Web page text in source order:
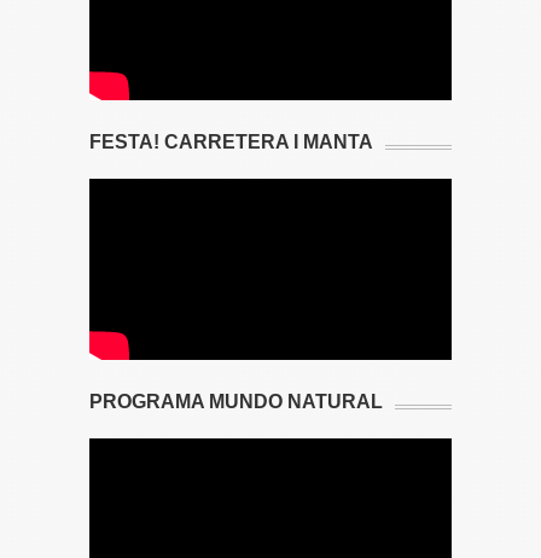
FESTA! CARRETERA I MANTA
PROGRAMA MUNDO NATURAL